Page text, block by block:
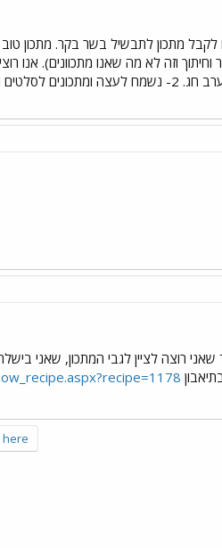
הראשונה אני ואשתי מארחים אצלנו בבית ואנו זקוקים לעזרתכם. 1- נשמח
וזה לא מה שאנו מתכוונים). אנו
טוב, כזה שאפשר לטבול בו את החלה ושהבשר יהיה מענג... משהו כמו חמין אך לא
רוצה לציין לגבי המתכון, שאני